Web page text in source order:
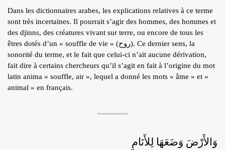
Dans les dictionnaires arabes, les explications relatives à ce terme
sont très incertaines. Il pourrait s’agir des hommes, des hommes et
des djinns, des créatures vivant sur terre, ou encore de tous les
êtres dotés d’un « souffle de vie » (روح). Ce dernier sens, la
sonorité du terme, et le fait que celui-ci n’ait aucune dérivation,
fait dire à certains chercheurs qu’il s’agit en fait à l’origine du mot
latin anima « souffle, air », lequel a donné les mots « âme » et «
animal » en français.
وَالأَرْضَ وَضَعَهَا لِلأَنَامِ